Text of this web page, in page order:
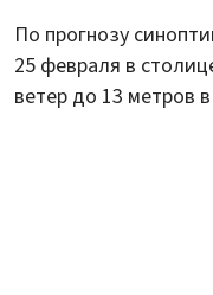
По прогнозу
25 февраля в
ветер до 13 метров